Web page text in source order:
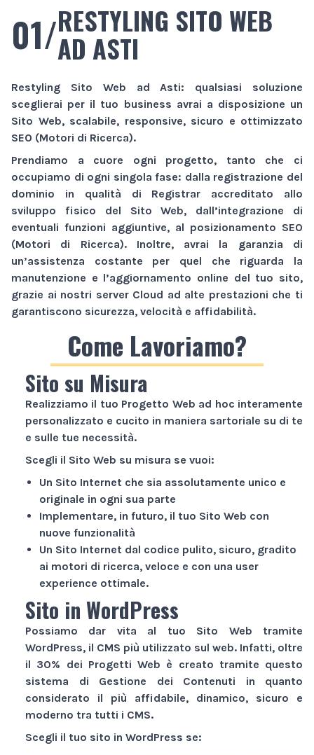
01/RESTYLING SITO WEB
AD ASTI
Restyling Sito Web ad Asti: qualsiasi soluzione
sceglierai per il tuo business avrai a disposizione un
Sito Web, scalabile, responsive, sicuro e ottimizzato
SEO (Motori di Ricerca).
Prendiamo a cuore ogni progetto, tanto che ci
occupiamo di ogni singola fase: dalla registrazione del
dominio in qualità di Registrar accreditato allo
sviluppo fisico del Sito Web, dall’integrazione di
eventuali funzioni aggiuntive, al posizionamento SEO
(Motori di Ricerca). Inoltre, avrai la garanzia di
un’assistenza costante per quel che riguarda la
manutenzione e l’aggiornamento online del tuo sito,
grazie ai nostri server Cloud ad alte prestazioni che ti
garantiscono sicurezza, velocità e affidabilità.
Come Lavoriamo?
Sito su Misura
Realizziamo il tuo Progetto Web ad hoc interamente
personalizzato e cucito in maniera sartoriale su di te
e sulle tue necessità.
Scegli il Sito Web su misura se vuoi:
Un Sito Internet che sia assolutamente unico e
originale in ogni sua parte
Implementare, in futuro, il tuo Sito Web con
nuove funzionalità
Un Sito Internet dal codice pulito, sicuro, gradito
ai motori di ricerca, veloce e con una user
experience ottimale.
Sito in WordPress
Possiamo dar vita al tuo Sito Web tramite
WordPress, il CMS più utilizzato sul web. Infatti, oltre
il 30% dei Progetti Web è creato tramite questo
sistema di Gestione dei Contenuti in quanto
considerato il più affidabile, dinamico, sicuro e
moderno tra tutti i CMS.
Scegli il tuo sito in WordPress se: